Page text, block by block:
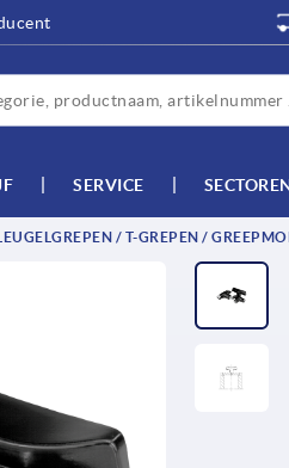
SERVICE
/ T-GREPEN /